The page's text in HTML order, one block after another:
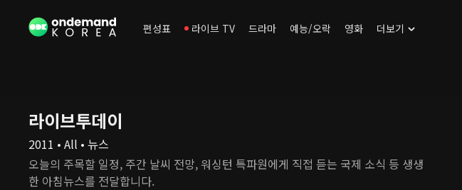
편성표 라이브 TV 드라마 예능/오락 영화 더보기
라이브투데이
2011 • All • 뉴스
오늘의 주목할 일정, 주간 날씨 전망, 워싱턴 특파원에게 직접 듣는 국제 소식 등 생생
한 아침뉴스를 전달합니다.